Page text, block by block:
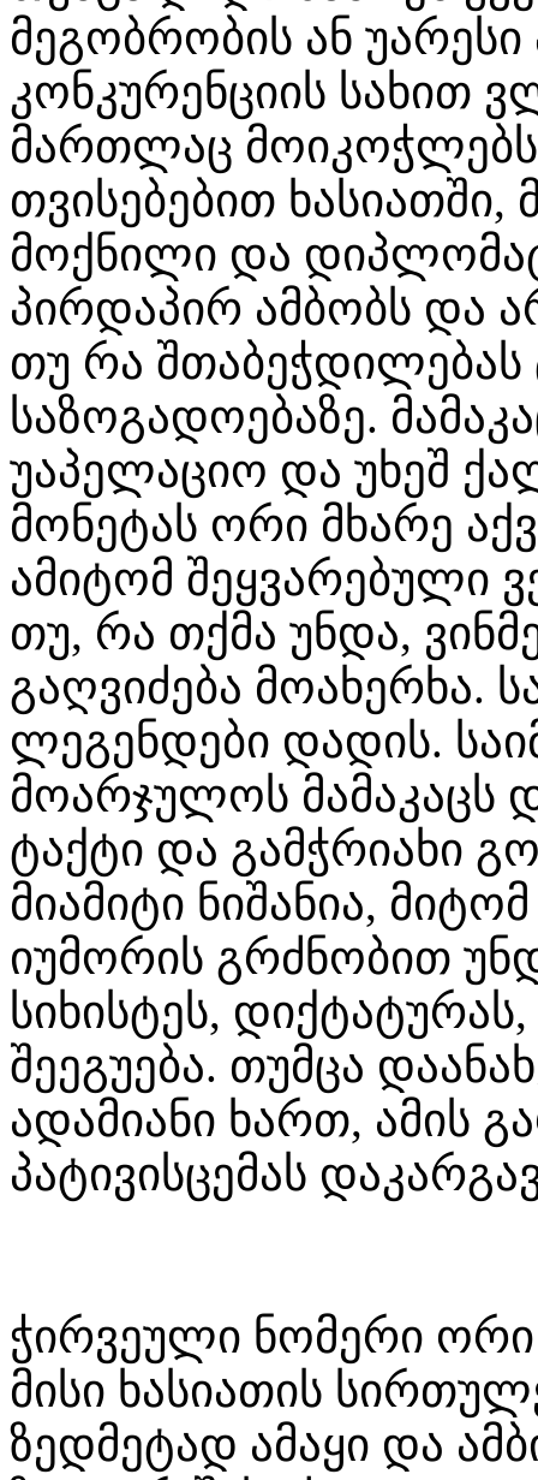
მეგობრობის ან
კონკურენციის სახით
მართლაც
თვისებებით ხასიათში,
მოქნილი და
პირდაპირ ამბობს და
თუ რა შთაბეჭდილებას
საზოგადოებაზე.
უაპელაციო და უხეშ
მონეტას ორი მხარე
ამიტომ შეყვარებული
თუ, რა თქმა უნდა,
გაღვიძება მოახერხა.
ლეგენდები დადის.
მოარჯულოს მამაკაცს
ტაქტი და გამჭრიახი
მიამიტი ნიშანია,
იუმორის გრძნობით
სიხისტეს,
შეეგუება. თუმცა
ადამიანი ხართ, ამის
პატივისცემას
ჭირვეული ნომერი
მისი ხასიათის
ზედმეტად ამაყი და